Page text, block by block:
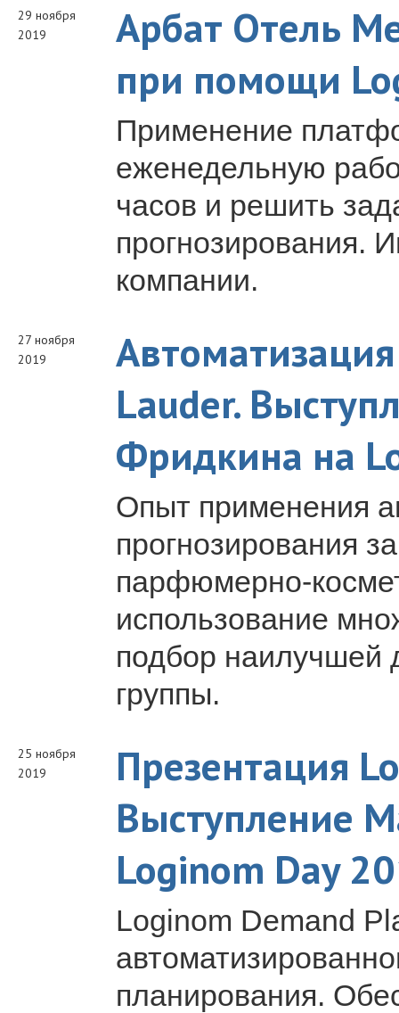
29 ноября
2019
Арбат Отель
при помощи
Применение
еженедельную
часов и решить
прогнозирования.
компании.
27 ноября
2019
Lauder.
Фридкина на
Опыт применения
прогнозирования
парфюмерно-
использование
подбор наилучшей
группы.
25 ноября
2019
Презентация
Выступление
Loginom Day
Loginom Demand
планирования.